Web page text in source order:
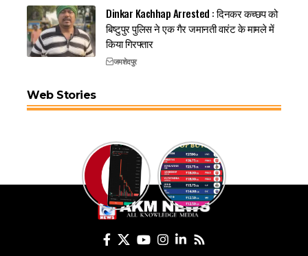
Dinkar Kachhap Arrested : दिनकर कच्छप को
बिष्टुपुर पुलिस ने एक गैर जमानती वारंट के मामले में
किया गिरफ्तार
जमशेदपुर
Web Stories